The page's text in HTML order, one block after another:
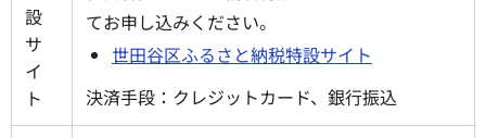
設
サ
イ
ト
てお申し込みください。
世田谷区ふるさと納税特設サイト
決済手段：クレジットカード、銀行振込